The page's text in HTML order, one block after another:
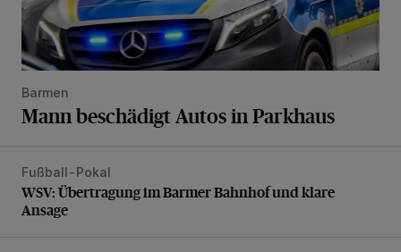
Barmen
Mann beschädigt Autos in Parkhaus
WSV: Übertragung im Barmer Bahnhof und klare Ansage
Fußball-Pokal
WSV: Übertragung im Barmer Bahnhof und klare
Ansage